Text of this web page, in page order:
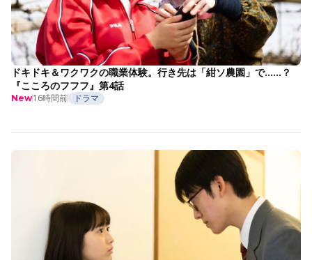
ドキドキ＆ワクワクの職業体験。行き先は「紺ソ農園」で……？
『こころのフフフ』第4話
New16時間前 ドラマ